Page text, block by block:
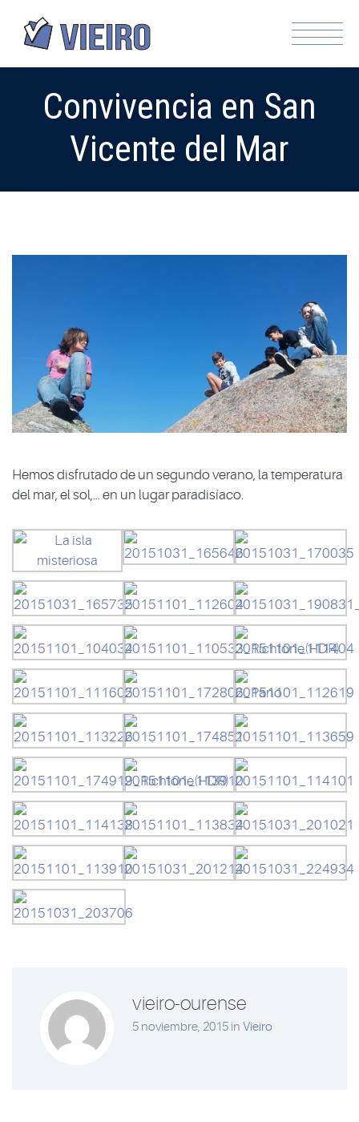
Convivencia en San
Vicente del Mar
Hemos disfrutado de un segundo verano, la temperatura
del mar, el sol,… en un lugar paradisíaco.
vieiro-ourense
5 noviembre, 2015 in Vieiro